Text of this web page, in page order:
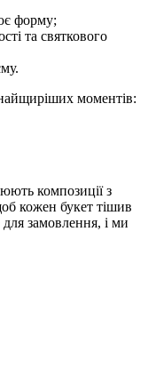
форму;
та святкового
моментів:
композиції з
кожен букет тішив
замовлення, і ми